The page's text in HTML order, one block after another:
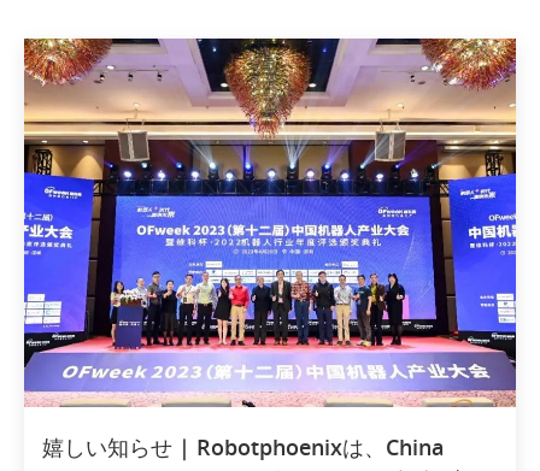
嬉しい知らせ | Robotphoenixは、China